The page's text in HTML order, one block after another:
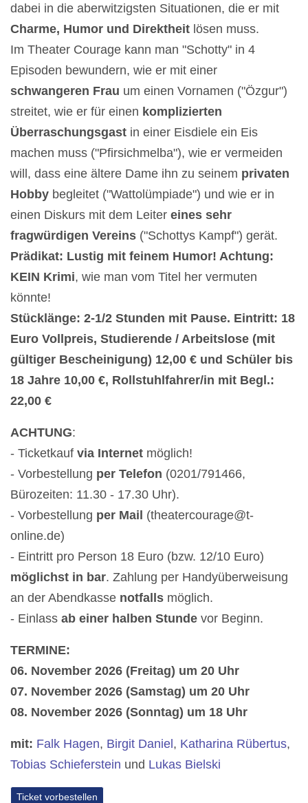
dabei in die aberwitzigsten Situationen, die er mit
Charme, Humor und Direktheit lösen muss.
Im Theater Courage kann man "Schotty" in 4
Episoden bewundern, wie er mit einer
schwangeren Frau um einen Vornamen ("Özgur")
streitet, wie er für einen komplizierten
Überraschungsgast in einer Eisdiele ein Eis
machen muss ("Pfirsichmelba"), wie er vermeiden
will, dass eine ältere Dame ihn zu seinem privaten
Hobby begleitet ("Wattolümpiade") und wie er in
einen Diskurs mit dem Leiter eines sehr
fragwürdigen Vereins ("Schottys Kampf") gerät.
Prädikat: Lustig mit feinem Humor! Achtung:
KEIN Krimi, wie man vom Titel her vermuten
könnte!
Stücklänge: 2-1/2 Stunden mit Pause. Eintritt: 18
Euro Vollpreis, Studierende / Arbeitslose (mit
gültiger Bescheinigung) 12,00 € und Schüler bis
18 Jahre 10,00 €, Rollstuhlfahrer/in mit Begl.:
22,00 €
ACHTUNG:
- Ticketkauf via Internet möglich!
- Vorbestellung per Telefon (0201/791466,
Bürozeiten: 11.30 - 17.30 Uhr).
- Vorbestellung per Mail (theatercourage@t-
online.de)
- Eintritt pro Person 18 Euro (bzw. 12/10 Euro)
möglichst in bar. Zahlung per Handyüberweisung
an der Abendkasse notfalls möglich.
- Einlass ab einer halben Stunde vor Beginn.
TERMINE:
06. November 2026 (Freitag) um 20 Uhr
07. November 2026 (Samstag) um 20 Uhr
08. November 2026 (Sonntag) um 18 Uhr
mit: Falk Hagen, Birgit Daniel , Katharina Rübertus,
Tobias Schieferstein und Lukas Bielski
Ticket vorbestellen